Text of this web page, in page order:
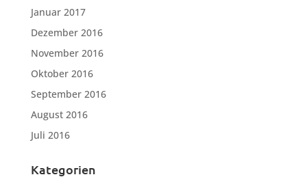
Januar 2017
Dezember 2016
November 2016
Oktober 2016
September 2016
August 2016
Juli 2016
Kategorien